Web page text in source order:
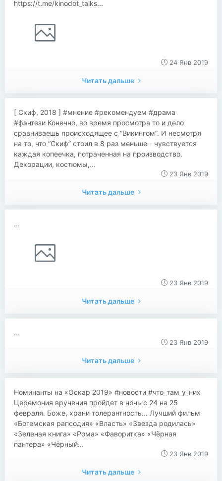
https://t.me/kinodot_talks...
24 Янв 2019
Читать дальше
[ Скиф, 2018 ] #мнение #рекомендуем #драма
#фэнтези Конечно, во время просмотра то и дело
сравниваешь происходящее с “Викингом”. И несмотря
на то, что “Скиф” стоил в 8 раз меньше - чувствуется
каждая копеечка, потраченная на производство.
Декорации, костюмы,...
23 Янв 2019
Читать дальше
...
23 Янв 2019
Читать дальше
...
23 Янв 2019
Читать дальше
Номинанты на «Оскар 2019» #новости #что_там_у_них
Церемония вручения пройдет в ночь с 24 на 25
февраля. Боже, храни толерантность… Лучший фильм
«Богемская рапсодия» «Власть» «Звезда родилась»
«Зеленая книга» «Рома» «Фаворитка» «Чёрная
пантера» «Чёрный...
23 Янв 2019
Читать дальше